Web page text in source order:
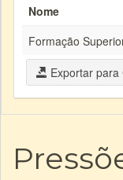
Nome
Formação
Exportar para